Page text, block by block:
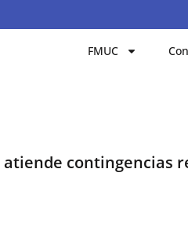
FMUC
contingencias